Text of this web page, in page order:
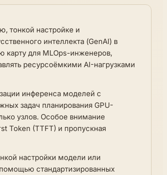
тонкой настройке и
интеллекта (GenAI) в
карту для MLOps-инженеров,
ресурсоёмкими AI-нагрузками
инференса моделей с
задач планирования GPU-
узлов. Особое внимание
Token (TTFT) и пропускная
настройки модели или
стандартизированных